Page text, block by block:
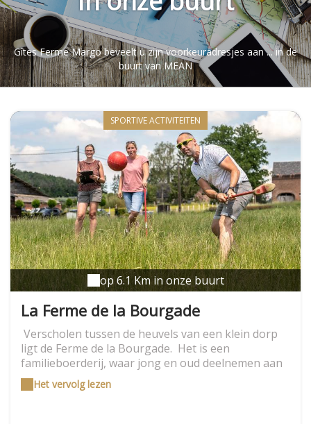
Gîtes Ferme Margo beveelt u zijn voorkeuradresjes aan ... in de
buurt van MEAN
SPORTIVE ACTIVITEITEN
op 6.1 Km in onze buurt
La Ferme de la Bourgade
Verscholen tussen de heuvels van een klein dorp
ligt de Ferme de la Bourgade. Het is een
familieboerderij, waar jong en oud deelnemen aan
de dagelijkse taken. Wij bieden twee activiteiten
aan: De boerengolf (vrijdag t/m zondag) en
Het vervolg lezen